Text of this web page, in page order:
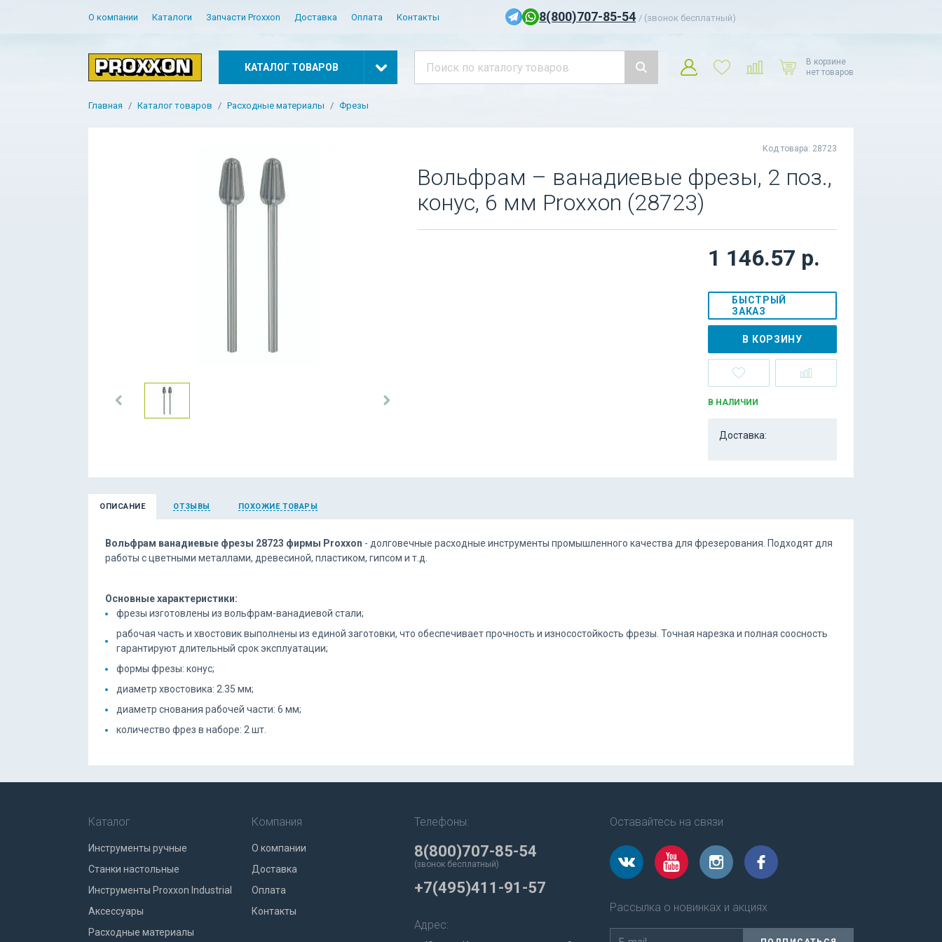
О компании Каталоги Запчасти Proxxon Доставка Оплата Контакты 8(800)707-85-54 / (звонок бесплатный)
КАТАЛОГ ТОВАРОВ
В корзине
нет товаров
Главная Каталог товаров Расходные материалы Фрезы
Код товара: 28723
Вольфрам – ванадиевые фрезы, 2 поз.,
конус, 6 мм Proxxon (28723)
1 146.57 р.
БЫСТРЫЙ
ЗАКАЗ
В КОРЗИНУ
В НАЛИЧИИ
Доставка:
ОПИСАНИЕ ОТЗЫВЫ ПОХОЖИЕ ТОВАРЫ
Вольфрам ванадиевые фрезы 28723 фирмы Proxxon - долговечные расходные инструменты промышленного качества для фрезерования. Подходят для
работы с цветными металлами, древесиной, пластиком, гипсом и т.д.
Основные характеристики:
фрезы изготовлены из вольфрам-ванадиевой стали;
рабочая часть и хвостовик выполнены из единой заготовки, что обеспечивает прочность и износостойкость фрезы. Точная нарезка и полная соосность
гарантируют длительный срок эксплуатации;
формы фрезы: конус;
диаметр хвостовика: 2.35 мм;
диаметр снования рабочей части: 6 мм;
количество фрез в наборе: 2 шт.
Каталог
Инструменты ручные
Станки настольные
Инструменты Proxxon Industrial
Аксессуары
Расходные материалы
Компания
О компании
Доставка
Оплата
Контакты
Телефоны:
8(800)707-85-54
(звонок бесплатный)
+7(495)411-91-57
Адрес:
Оставайтесь на связи
Рассылка о новинках и акциях